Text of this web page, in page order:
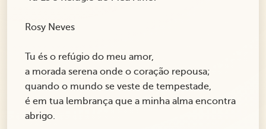
Rosy Neves
Tu és o refúgio do meu amor,
a morada serena onde o coração repousa;
quando o mundo se veste de tempestade,
é em tua lembrança que a minha alma encontra
abrigo.